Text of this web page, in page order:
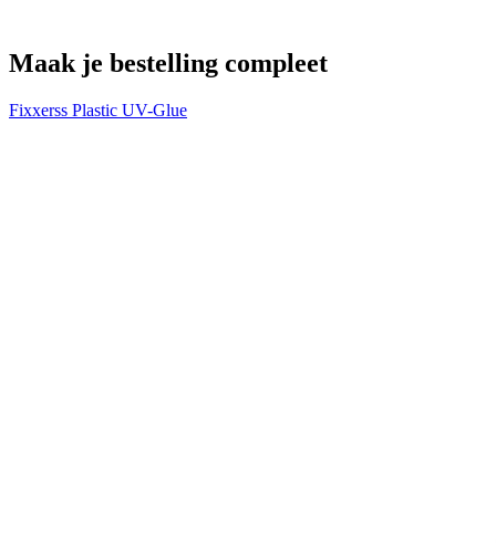
Maak je bestelling compleet
Fixxerss Plastic UV-Glue